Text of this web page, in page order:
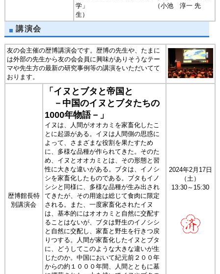
学」 （小池 淳一 先
生）
講演会
友の会主催の歴博講演会です。歴博の先生や、たまに
は外部の先生から友の会会員に興味がありそうなテー
マや先生方の最新の研究事例等の講演をいただいてて
おります。
歴博館長特
別講演会
「イヌとブタと帝国と
－中国のイヌとブタたちの
1000年物語－」
イヌは、人間がオオカミを家畜化したこ
とに起源がある。イヌは人間側の思惑に
よって、さまざまな役割を果たすため
に、多様な品種が作られてきた。そのた
め、イヌとオオカミとは、その形態と習
性に大きな違いがある。ブタは、イノシ
シを家畜化したものである。ブタもイノ
シシと同様に、多様な品種が生み出され
てきたが、その用途は総じて食肉に限定
される。また、一度家畜化されたイヌ
は、基本的にはオオカミと自然に交配す
ることはないが、ブタは野生のイノシシ
と自然に交配し、家畜と野生を行きつ戻
りつする。人間が家畜化したイヌとブタ
に、どうしてこのような大きな違いが生
じたのか。中国において紀元前２００年
からの約１０００年間、人間とともに墓
2024年2月17日
（土）
13:30～15:30